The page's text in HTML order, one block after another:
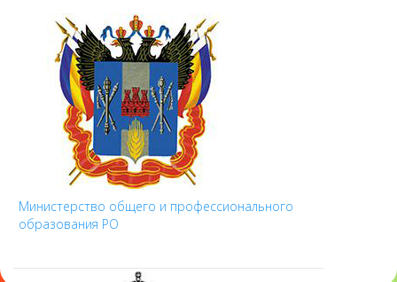
Министерство общего и профессионального
образования РО